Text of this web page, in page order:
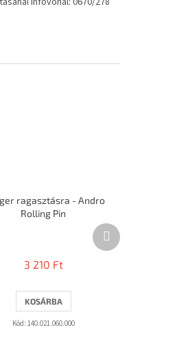
ragasztásra - Andro
Rolling Pin
átlagos
értékelése
ből
3,0
csillag.
3 210 Ft
KOSÁRBA
Kód: 140.021.060.000
Következő
termék